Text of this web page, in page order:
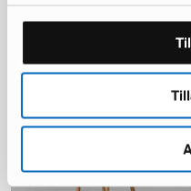
Arper Paravan väggskärm /
rumsavdelare blågrå
375 € 970 €